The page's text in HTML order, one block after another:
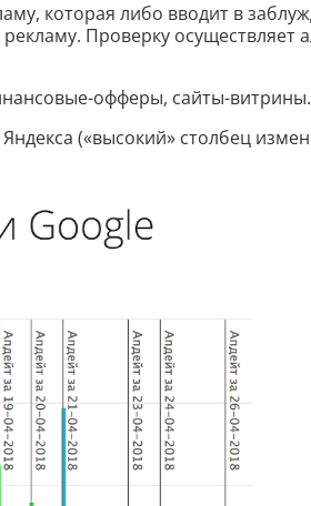
Скрипты
Генератор html-кода
Разбить текст
Должностная инструкция
Регламенты
Вакансия
Бизнес-процессы
которая либо вводит в
Проверку осуществляет
офферы, сайты-витрины.
(«высокий» столбец